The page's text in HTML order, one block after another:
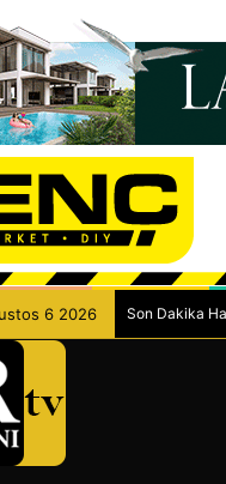
6 2026 Son Dakika